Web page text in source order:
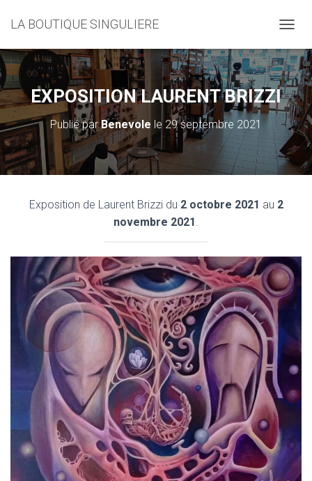
LA BOUTIQUE SINGULIERE
É
P
L
I
E
R
L
A
N
O
N
EXPOSITION LAURENT BRIZZI
Publié parBenevole le 29 septembre 2021
Exposition de Laurent Brizzi du 2 octobre 2021 au 2
novembre 2021.